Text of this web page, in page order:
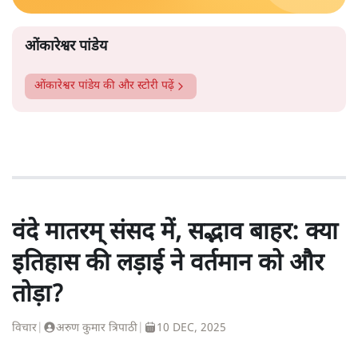
ओंकारेश्वर पांडेय
ओंकारेश्वर पांडेयकी और स्टोरी पढ़ें
वंदे मातरम् संसद में, सद्भाव बाहर: क्या
इतिहास की लड़ाई ने वर्तमान को और
तोड़ा?
विचार अरुण कुमार त्रिपाठी 10 DEC, 2025